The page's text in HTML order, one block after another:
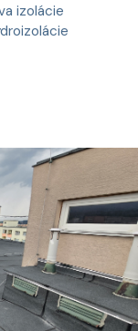
izolácie